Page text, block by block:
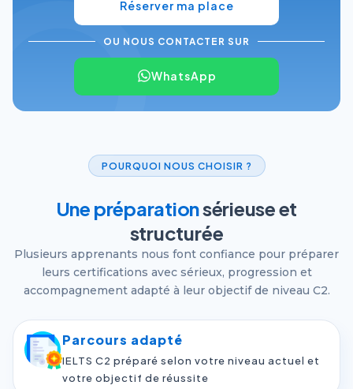
Réserver ma place
OU NOUS CONTACTER SUR
WhatsApp
POURQUOI NOUS CHOISIR ?
Une préparationsérieuse et
structurée
Plusieurs apprenants nous font confiance pour préparer
leurs certifications avec sérieux, progression et
accompagnement adapté à leur objectif de niveau C2.
Parcours adapté
IELTS C2 préparé selon votre niveau actuel et
votre objectif de réussite